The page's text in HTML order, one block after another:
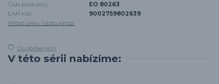
Číslo produktu:
EO 80263
EAN kód:
9002759802639
Hlídat cenu / dostupnost
Do oblíbených
V této sérii nabízíme: